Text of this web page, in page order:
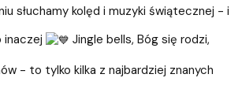
słuchamy kolęd i muzyki świątecznej - i
inaczej
Jingle bells, Bóg się rodzi,
- to tylko kilka z najbardziej znanych